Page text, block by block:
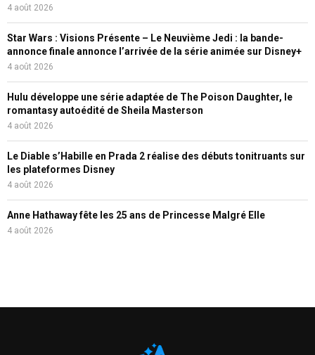
4 août 2026
Star Wars : Visions Présente – Le Neuvième Jedi : la bande-
annonce finale annonce l’arrivée de la série animée sur Disney+
4 août 2026
Hulu développe une série adaptée de The Poison Daughter, le
romantasy autoédité de Sheila Masterson
4 août 2026
Le Diable s’Habille en Prada 2 réalise des débuts tonitruants sur
les plateformes Disney
4 août 2026
Anne Hathaway fête les 25 ans de Princesse Malgré Elle
4 août 2026